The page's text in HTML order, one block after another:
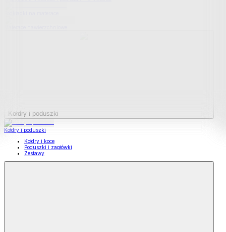
Kołdry i poduszki
Kołdry i poduszki
Kołdry i koce
Poduszki i zagłówki
Zestawy